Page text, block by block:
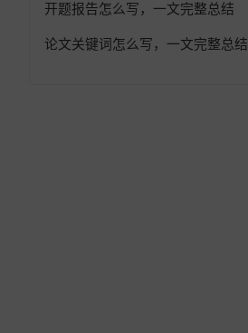
开题报告怎么写，一文完整总结
论文关键词怎么写，一文完整总结